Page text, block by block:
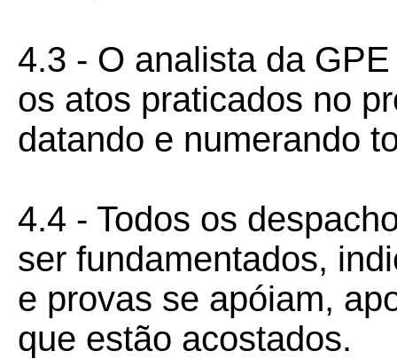
4.3 - O analista da
os atos praticados no
datando e numerando
4.4 - Todos os
ser fundamentados,
e provas se apóiam,
que estão acostados.